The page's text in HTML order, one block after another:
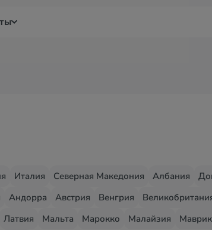
Италия Северная Македония Албания
Андорра Австрия Венгрия
Латвия Мальта Марокко Малайзия